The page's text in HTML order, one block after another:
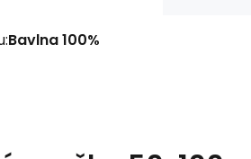
Bavlna 100%